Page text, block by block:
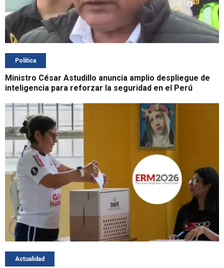
Política
Ministro César Astudillo anuncia amplio despliegue de
inteligencia para reforzar la seguridad en el Perú
Actualidad